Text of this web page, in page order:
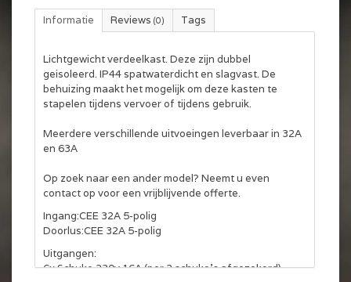
Informatie Reviews (0) Tags
Lichtgewicht verdeelkast. Deze zijn dubbel
geisoleerd. IP44 spatwaterdicht en slagvast. De
behuizing maakt het mogelijk om deze kasten te
stapelen tijdens vervoer of tijdens gebruik.
Meerdere verschillende uitvoeingen leverbaar in 32A
en 63A
Op zoek naar een ander model? Neemt u even
contact op voor een vrijblijvende offerte.
Ingang:CEE 32A 5-polig
Doorlus:CEE 32A 5-polig
Uitgangen:
6x Schuko 230v 16A (per 2 schuko's afgezekerd)